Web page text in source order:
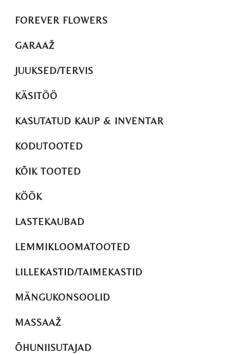
FOREVER FLOWERS
GARAAŽ
JUUKSED/TERVIS
KÄSITÖÖ
KASUTATUD KAUP & INVENTAR
KODUTOOTED
KÕIK TOOTED
KÖÖK
LASTEKAUBAD
LEMMIKLOOMATOOTED
LILLEKASTID/TAIMEKASTID
MÄNGUKONSOOLID
MASSAAŽ
ÕHUNIISUTAJAD